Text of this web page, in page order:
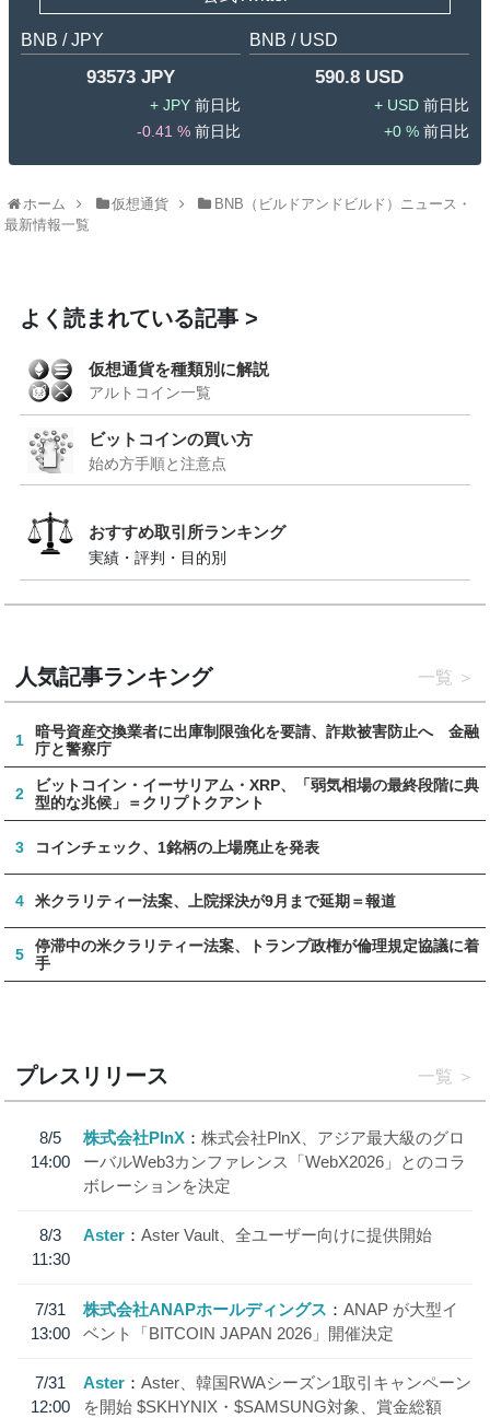
BNB / JPY
93573 JPY
JPY
-0.41 %
BNB / USD
590.8 USD
USD
0 %
ホーム 仮想通貨
BNB（ビルドアンドビルド）ニュース・
最新情報一覧
よく読まれている記事
仮想通貨を種類別に解説
アルトコイン一覧
ビットコインの買い方
始め方手順と注意点
おすすめ取引所ランキング
実績・評判・目的別
人気記事ランキング 一覧
1
暗号資産交換業者に出庫制限強化を要請、詐欺被害防止へ 金融
庁と警察庁
2
ビットコイン・イーサリアム・XRP、「弱気相場の最終段階に典
型的な兆候」＝クリプトクアント
3 コインチェック、1銘柄の上場廃止を発表
4 米クラリティー法案、上院採決が9月まで延期＝報道
5
停滞中の米クラリティー法案、トランプ政権が倫理規定協議に着
手
プレスリリース 一覧
8/5
14:00
株式会社PlnX
株式会社PlnX、アジア最大級のグロ
ーバルWeb3カンファレンス「WebX2026」とのコラ
ボレーションを決定
8/3
11:30
Aster Aster Vault、全ユーザー向けに提供開始
7/31
13:00
株式会社ANAPホールディングス
ANAP が大型イ
ベント「BITCOIN JAPAN 2026」開催決定
7/31
12:00
Aster
Aster、韓国RWAシーズン1取引キャンペーン
を開始 $SKHYNIX・$SAMSUNG対象、賞金総額